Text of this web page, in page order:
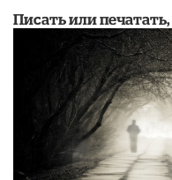
Писать или